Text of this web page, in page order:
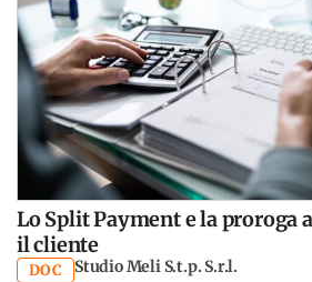
Lo Split Payment e la proroga
il cliente
DOC Studio Meli S.t.p. S.r.l.